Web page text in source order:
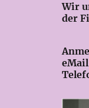
Wir
der